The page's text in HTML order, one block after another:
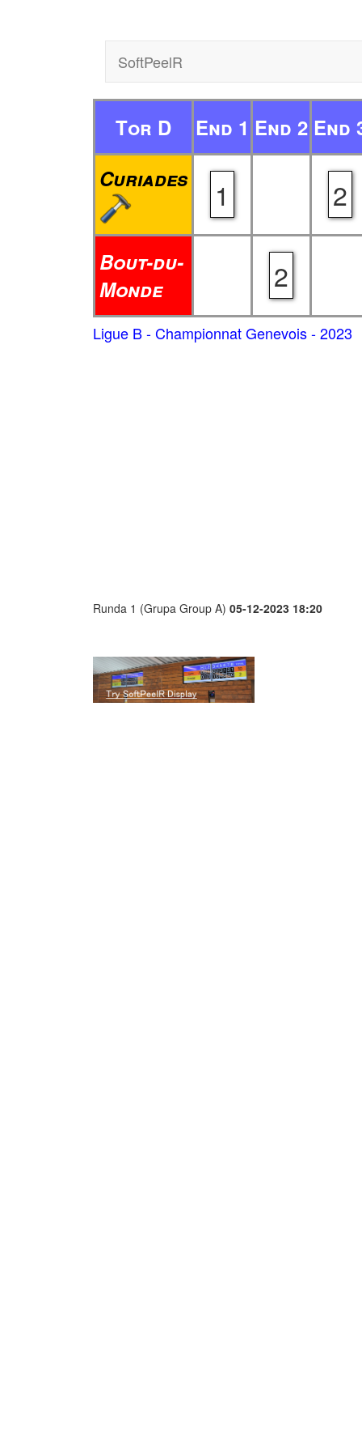
SoftPeelR
Tor D End 1 End 2 End
Curiades
1 2
Bout-du-
Monde
2
Ligue B - Championnat Genevois - 2023
Runda 1 (Grupa Group A) 05-12-2023 18:20